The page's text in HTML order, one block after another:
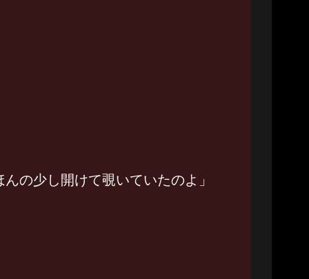
の少し開けて覗いていたのよ」